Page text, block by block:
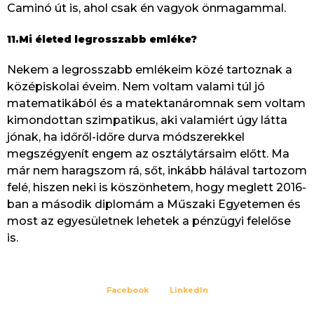
Caminó út is, ahol csak én vagyok önmagammal.
11.Mi életed legrosszabb emléke?
Nekem a legrosszabb emlékeim közé tartoznak a
középiskolai éveim. Nem voltam valami túl jó
matematikából és a matektanáromnak sem voltam
kimondottan szimpatikus, aki valamiért úgy látta
jónak, ha időről-időre durva módszerekkel
megszégyenít engem az osztálytársaim előtt. Ma
már nem haragszom rá, sőt, inkább hálával tartozom
felé, hiszen neki is köszönhetem, hogy meglett 2016-
ban a második diplomám a Műszaki Egyetemen és
most az egyesületnek lehetek a pénzügyi felelőse
is.
Facebook LinkedIn